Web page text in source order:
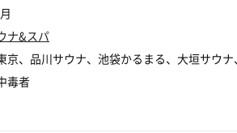
ナ&スパ
京、品川サウナ、池袋かるまる、大垣サウ
毒者